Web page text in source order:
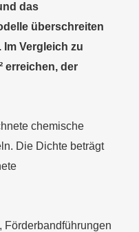
das
überschreiten
Vergleich zu
erreichen, der
chemische
Die Dichte beträgt
Förderbandführungen